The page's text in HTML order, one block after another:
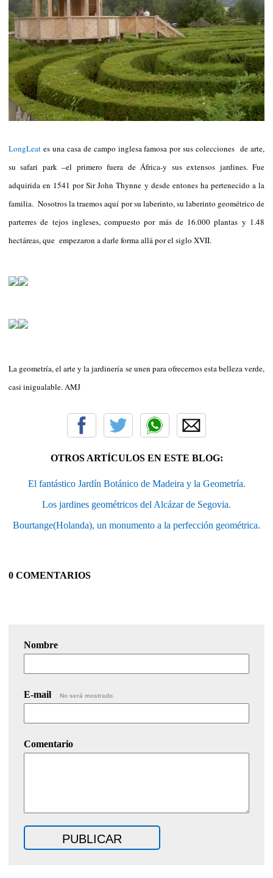
LongLeat es una casa de campo inglesa famosa por sus colecciones de arte,
su safari park –el primero fuera de África-y sus extensos jardines. Fue
adquirida en 1541 por Sir John Thynne y desde entones ha pertenecido a la
familia. Nosotros la traemos aquí por su laberinto, su laberinto geométrico de
parterres de tejos ingleses, compuesto por más de 16.000 plantas y 1.48
hectáreas, que empezaron a darle forma allá por el siglo XVII.
La geometría, el arte y la jardinería se unen para ofrecernos esta belleza verde,
casi inigualable. AMJ
OTROS ARTÍCULOS EN ESTE BLOG:
El fantástico Jardín Botánico de Madeira y la Geometría.
Los jardines geométricos del Alcázar de Segovia.
Bourtange(Holanda), un monumento a la perfección geométrica.
0 COMENTARIOS
Nombre
E-mail No será mostrado.
Comentario